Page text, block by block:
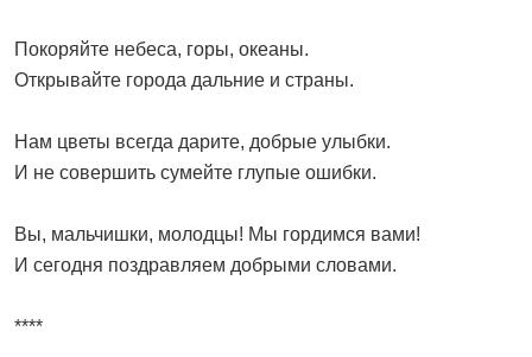
Покоряйте небеса, горы, океаны.
Открывайте города дальние и страны.
Нам цветы всегда дарите, добрые улыбки.
И не совершить сумейте глупые ошибки.
Вы, мальчишки, молодцы! Мы гордимся вами!
И сегодня поздравляем добрыми словами.
****